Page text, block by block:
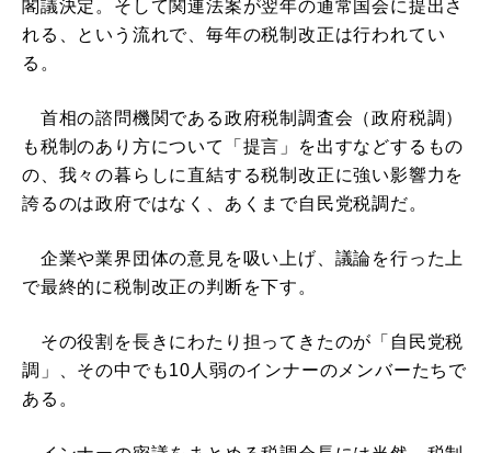
閣議決定。そして関連法案が翌年の通常国会に提出さ
れる、という流れで、毎年の税制改正は行われてい
る。
首相の諮問機関である政府税制調査会（政府税調）
も税制のあり方について「提言」を出すなどするもの
の、我々の暮らしに直結する税制改正に強い影響力を
誇るのは政府ではなく、あくまで自民党税調だ。
企業や業界団体の意見を吸い上げ、議論を行った上
で最終的に税制改正の判断を下す。
その役割を長きにわたり担ってきたのが「自民党税
調」、その中でも10人弱のインナーのメンバーたちで
ある。